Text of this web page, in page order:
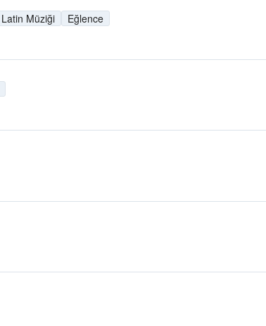
Latin Müziği
Eğlence